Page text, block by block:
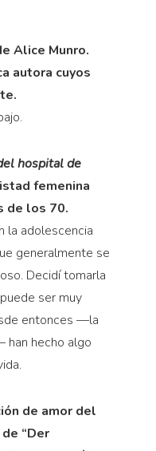
Alice Munro.
autora cuyos
hospital de
femenina
de los 70.
la adolescencia
generalmente se
Decidí tomarla
ser muy
entonces —la
han hecho algo
de amor del
“Der